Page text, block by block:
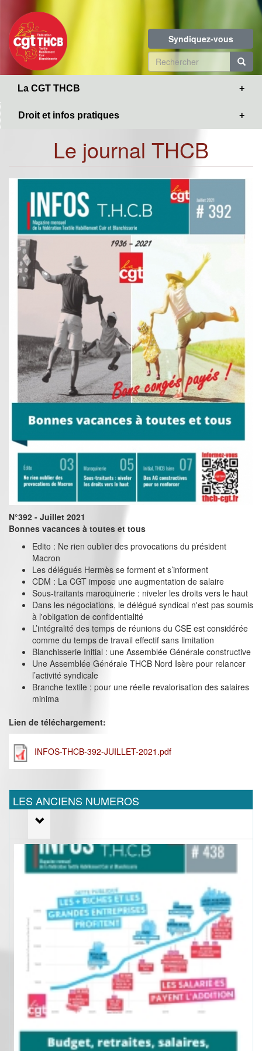
contenu
principal
Syndiquez-vous
Formulaire
de
La CGT THCB
Droit et infos pratiques
Le journal THCB
N°392 - Juillet 2021
Bonnes vacances à toutes et tous
Edito : Ne rien oublier des provocations du président
Macron
Les délégués Hermès se forment et s’informent
CDM : La CGT impose une augmentation de salaire
Sous-traitants maroquinerie : niveler les droits vers le haut
Dans les négociations, le délégué syndical n'est pas soumis
à l'obligation de confidentialité
L’intégralité des temps de réunions du CSE est considérée
comme du temps de travail effectif sans limitation
Blanchisserie Initial : une Assemblée Générale constructive
Une Assemblée Générale THCB Nord Isère pour relancer
l’activité syndicale
Branche textile : pour une réelle revalorisation des salaires
minima
Lien de téléchargement:
INFOS-THCB-392-JUILLET-2021.pdf
LES ANCIENS NUMEROS